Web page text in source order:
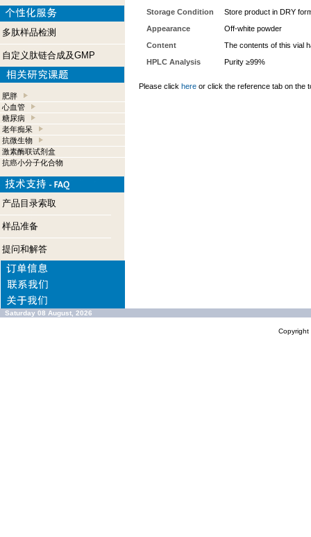
多肽样品检测
自定义肽链合成及GMP
肥胖
心血管
糖尿病
老年痴呆
抗微生物
激素酶联试剂盒
抗癌小分子化合物
产品目录索取
样品准备
提问和解答
Storage Condition
Store product in DRY
Appearance
Off-white powder
Content
The contents of this vial
HPLC Analysis
Purity ≥99%
Please click here or click the reference tab on the
Saturday 08 August, 2026